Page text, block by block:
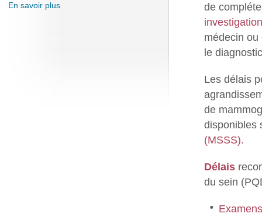
de
médecin ou
le
Les délais
de
disponibles
(MSSS).
Délais
du sein
En savoir plus